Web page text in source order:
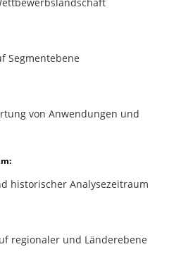
Segmentebene
von Anwendungen und
historischer Analysezeitraum
regionaler und Länderebene